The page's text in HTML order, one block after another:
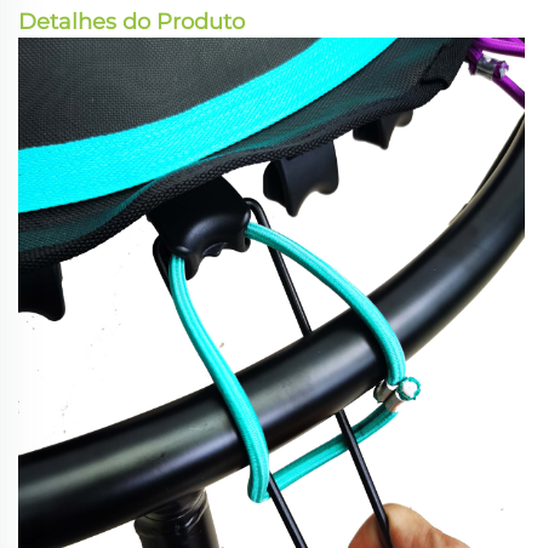
Detalhes do Produto